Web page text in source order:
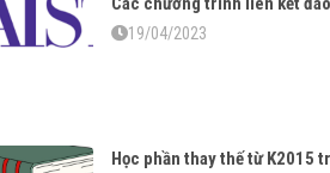
19/04/2023
Học phần thay thế từ K2015